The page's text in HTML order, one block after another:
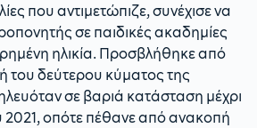
που αντιμετώπιζε, συνέχισε να
σε παιδικές ακαδημίες
ηλικία. Προσβλήθηκε από
του δεύτερου κύματος της
σε βαριά κατάσταση μέχρι
2021, οπότε πέθανε από ανακοπή